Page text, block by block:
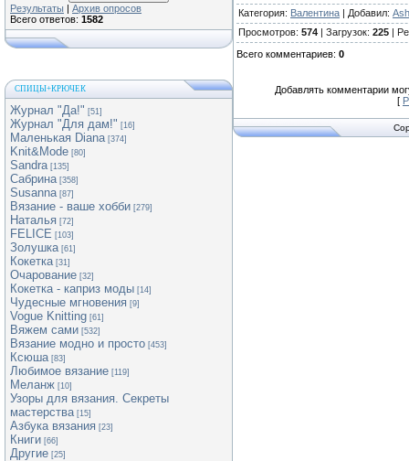
Результаты | Архив опросов
Всего ответов: 1582
СПИЦЫ+КРЮЧЕК
Журнал "Да!" [51]
Журнал "Для дам!" [16]
Маленькая Diana [374]
Knit&Mode [80]
Sandra [135]
Сабрина [358]
Susanna [87]
Вязание - ваше хобби [279]
Наталья [72]
FELICE [103]
Золушка [61]
Кокетка [31]
Очарование [32]
Кокетка - каприз моды [14]
Чудесные мгновения [9]
Vogue Knitting [61]
Вяжем сами [532]
Вязание модно и просто [453]
Ксюша [83]
Любимое вязание [119]
Меланж [10]
Узоры для вязания. Секреты
мастерства [15]
Азбука вязания [23]
Книги [66]
Другие [25]
Категория: Валентина | Добавил:
Просмотров: 574 | Загрузок: 225 |
Всего комментариев: 0
Добавлять комментарии
[